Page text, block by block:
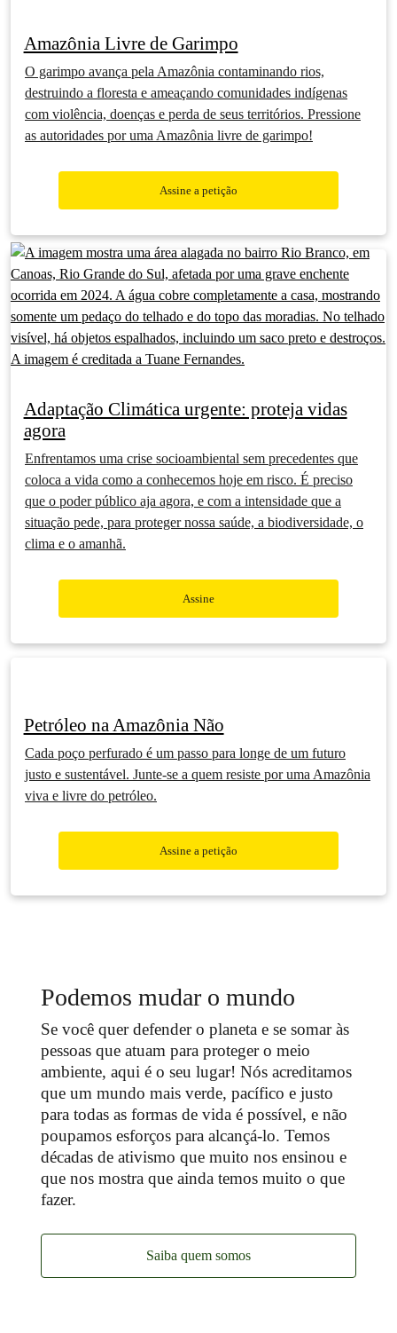
Amazônia Livre de Garimpo
O garimpo avança pela Amazônia contaminando rios,
destruindo a floresta e ameaçando comunidades indígenas
com violência, doenças e perda de seus territórios. Pressione
as autoridades por uma Amazônia livre de garimpo!
Assine a petição
Adaptação Climática urgente: proteja vidas
agora
Enfrentamos uma crise socioambiental sem precedentes que
coloca a vida como a conhecemos hoje em risco. É preciso
que o poder público aja agora, e com a intensidade que a
situação pede, para proteger nossa saúde, a biodiversidade, o
clima e o amanhã.
Assine
Petróleo na Amazônia Não
Cada poço perfurado é um passo para longe de um futuro
justo e sustentável. Junte-se a quem resiste por uma Amazônia
viva e livre do petróleo.
Assine a petição
Podemos mudar o mundo
Se você quer defender o planeta e se somar às
pessoas que atuam para proteger o meio
ambiente, aqui é o seu lugar! Nós acreditamos
que um mundo mais verde, pacífico e justo
para todas as formas de vida é possível, e não
poupamos esforços para alcançá-lo. Temos
décadas de ativismo que muito nos ensinou e
que nos mostra que ainda temos muito o que
fazer.
Saiba quem somos